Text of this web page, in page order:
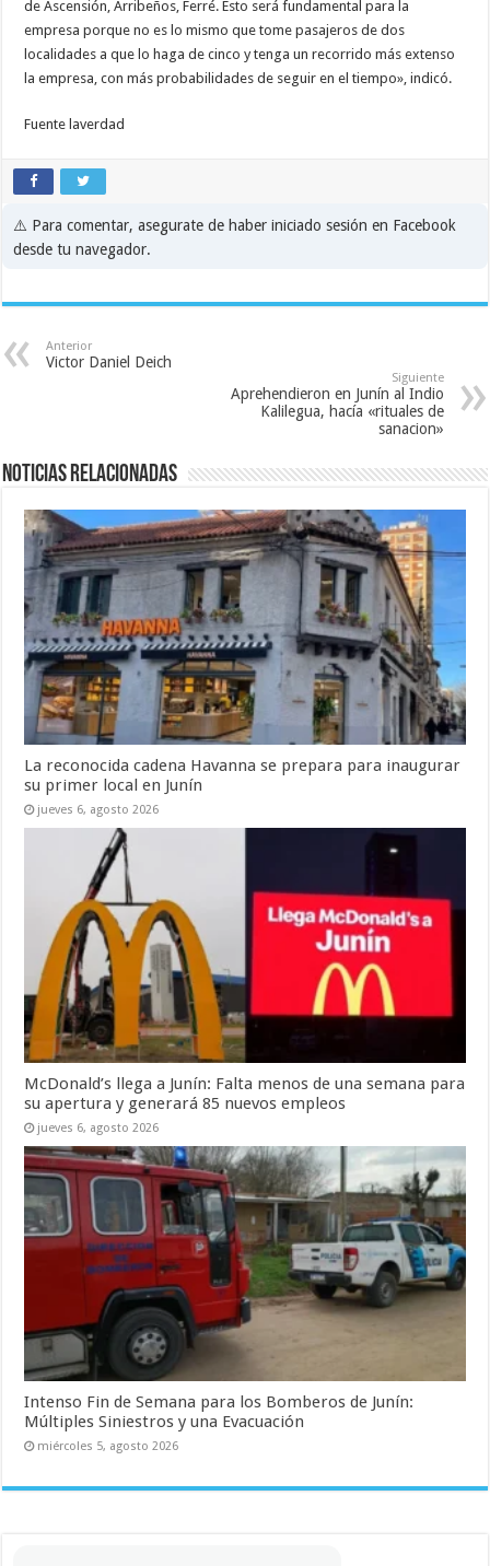
de Ascensión, Arribeños, Ferré. Esto será fundamental para la
empresa porque no es lo mismo que tome pasajeros de dos
localidades a que lo haga de cinco y tenga un recorrido más extenso
la empresa, con más probabilidades de seguir en el tiempo», indicó.
Fuente laverdad
⚠️ Para comentar, asegurate de haber iniciado sesión en Facebook
desde tu navegador.
Anterior
Victor Daniel Deich
Siguiente
Aprehendieron en Junín al Indio
Kalilegua, hacía «rituales de
sanacion»
Noticias relacionadas
La reconocida cadena Havanna se prepara para inaugurar
su primer local en Junín
jueves 6, agosto 2026
McDonald’s llega a Junín: Falta menos de una semana para
su apertura y generará 85 nuevos empleos
jueves 6, agosto 2026
Intenso Fin de Semana para los Bomberos de Junín:
Múltiples Siniestros y una Evacuación
miércoles 5, agosto 2026